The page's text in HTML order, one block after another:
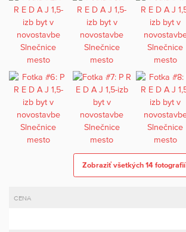
Zobraziť všetkých 14 fotografií
CENA